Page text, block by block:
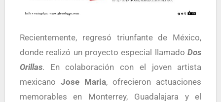
Recientemente, regresó triunfante de México,
donde realizó un proyecto especial llamadoDos
Orillas. En colaboración con el joven artista
mexicano Jose Maria, ofrecieron actuaciones
memorables en Monterrey, Guadalajara y el